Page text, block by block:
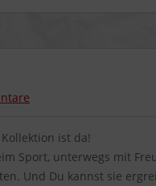
ist da!
Sport, unterwegs mit
Und Du kannst sie